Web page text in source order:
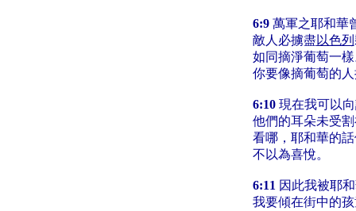
6:9 萬軍之耶和華
敵人必擄盡 以色列
如同摘淨葡萄一
你要像摘葡萄的
6:10 現在我可以
他們的耳朵未受
看哪，耶和華的
不以為喜悅。
6:11 因此我被耶
我要傾在街中的